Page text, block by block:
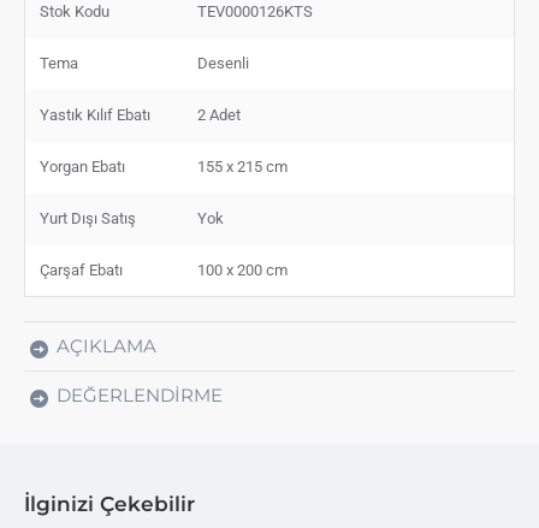
Stok Kodu TEV0000126KTS
Tema Desenli
Yastık Kılıf Ebatı 2 Adet
Yorgan Ebatı 155 x 215 cm
Yurt Dışı Satış Yok
Çarşaf Ebatı 100 x 200 cm
AÇIKLAMA
DEĞERLENDIRME
İlginizi Çekebilir